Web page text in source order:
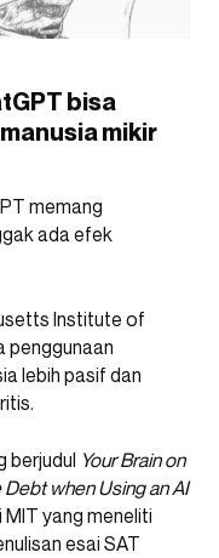
bisa
mikir
memang
ada efek
Institute of
penggunaan
lebih pasif dan
berjudul Your Brain on
when Using an AI
MIT yang meneliti
esai SAT